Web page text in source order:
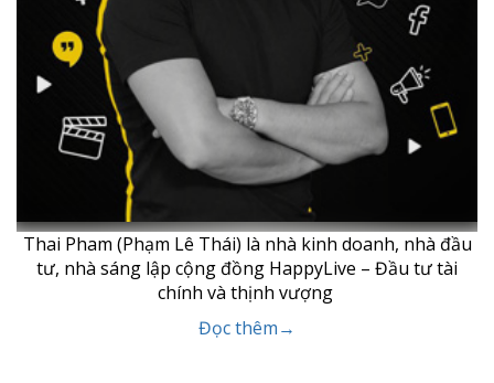
Thai Pham (Phạm Lê Thái) là nhà kinh doanh, nhà đầu
tư, nhà sáng lập cộng đồng HappyLive – Đầu tư tài
chính và thịnh vượng
Đọc thêm→